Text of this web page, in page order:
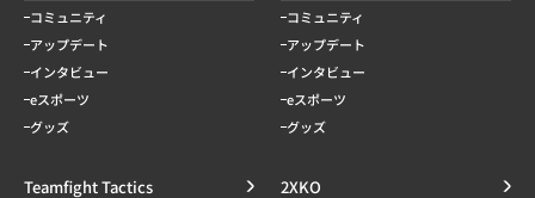
コミュニティ
アップデート
インタビュー
eスポーツ
グッズ
コミュニティ
アップデート
インタビュー
eスポーツ
グッズ
Teamfight Tactics 2XKO